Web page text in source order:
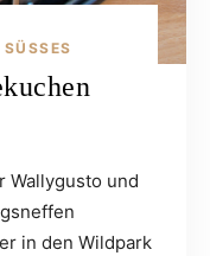
SÜSSES
Wallygusto und
in den Wildpark